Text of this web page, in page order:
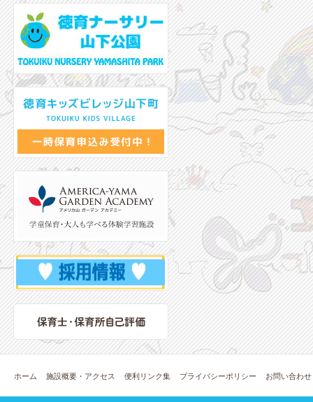
ホーム 施設概要・アクセス 便利リンク集 プライバシーポリシー お問い合わせ